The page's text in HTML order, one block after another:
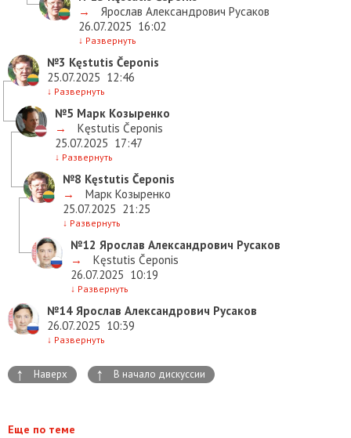
→
Ярослав Александрович Русаков
26.07.2025 16:02
↓ Развернуть
№3 Kęstutis Čeponis
25.07.2025 12:46
↓ Развернуть
№5 Марк Козыренко
→
Kęstutis Čeponis
25.07.2025 17:47
↓ Развернуть
№8 Kęstutis Čeponis
→
Марк Козыренко
25.07.2025 21:25
↓ Развернуть
№12 Ярослав Александрович Русаков
→
Kęstutis Čeponis
26.07.2025 10:19
↓ Развернуть
№14 Ярослав Александрович Русаков
26.07.2025 10:39
↓ Развернуть
↑ Наверх ↑ В начало дискуссии
Еще по теме